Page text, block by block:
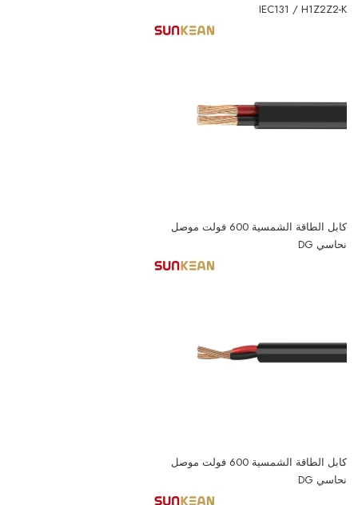
IEC131 / H1Z2Z2-K
كابل الطاقة الشمسية 600 فولت موصل
نحاسي DG
كابل الطاقة الشمسية 600 فولت موصل
نحاسي DG